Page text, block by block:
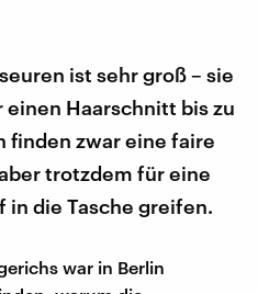
ist sehr groß – sie
Haarschnitt bis zu
finden zwar eine faire
trotzdem für eine
in die Tasche greifen.
war in Berlin